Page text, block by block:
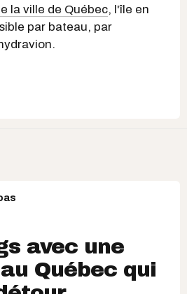
la ville de Québec, l'île en
par bateau, par
avec une
Québec qui